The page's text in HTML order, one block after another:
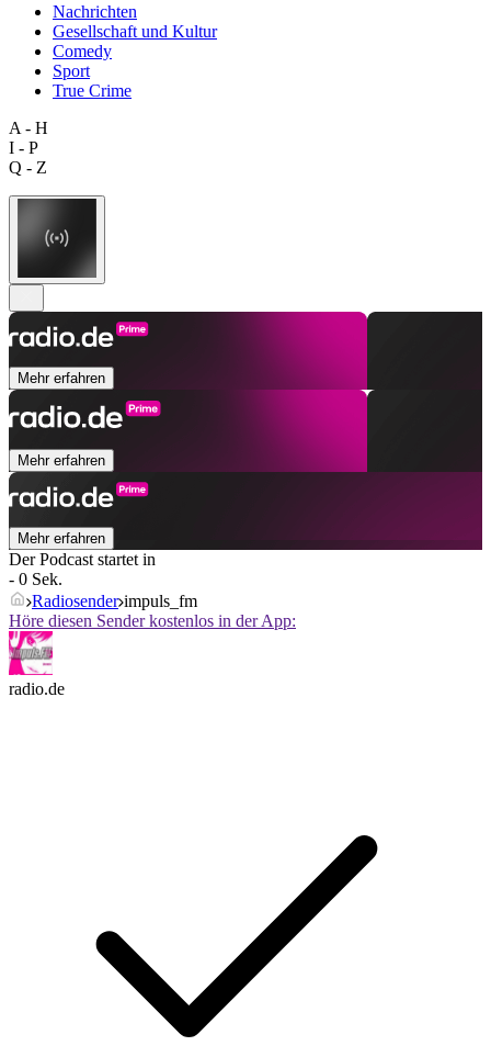
Nachrichten
Gesellschaft und Kultur
Comedy
Sport
True Crime
A - H
I - P
Q - Z
Mehr erfahren
Mehr erfahren
Mehr erfahren
Der Podcast startet in
- 0 Sek.
Radiosender impuls_fm
Höre diesen Sender kostenlos in der App:
radio.de